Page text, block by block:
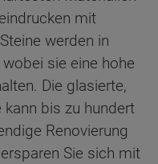
mit
werden in
sie eine hohe
Die glasierte,
bis zu hundert
Renovierung
Sie sich mit